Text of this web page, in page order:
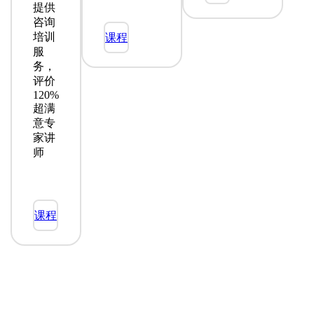
提供
咨询
培训
服
务，
评价
120%
超满
意专
家讲
师
→
课程
简介→
课程